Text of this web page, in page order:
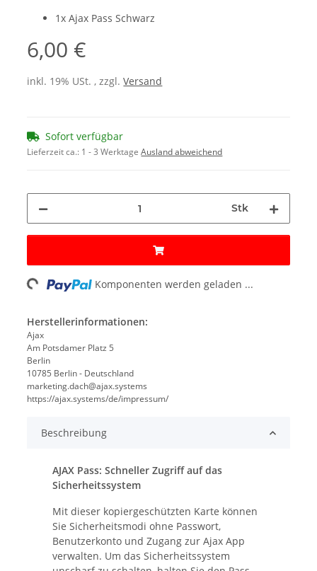
1x Ajax Pass Schwarz
6,00 €
inkl. 19% USt. , zzgl.Versand
Sofort verfügbar
Lieferzeit ca.: 1 - 3 WerktageAusland abweichend
Stk
Komponenten werden geladen ...
Herstellerinformationen:
Ajax
Am Potsdamer Platz 5
Berlin
10785 Berlin - Deutschland
marketing.dach@ajax.systems
https://ajax.systems/de/impressum/
Beschreibung
AJAX Pass: Schneller Zugriff auf das
Sicherheitssystem
Mit dieser kopiergeschützten Karte können
Sie Sicherheitsmodi ohne Passwort,
Benutzerkonto und Zugang zur Ajax App
verwalten. Um das Sicherheitssystem